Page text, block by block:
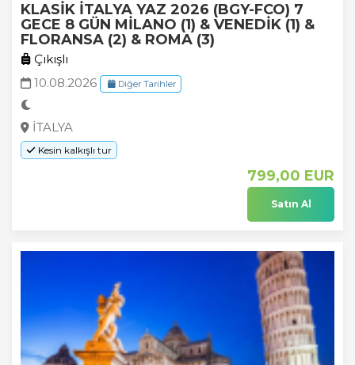
KLASİK İTALYA YAZ 2026 (BGY-FCO) 7
GECE 8 GÜN MİLANO (1) & VENEDİK (1) &
FLORANSA (2) & ROMA (3)
Çıkışlı
10.08.2026
Diğer Tarihler
İTALYA
Kesin kalkışlı tur
799,00 EUR
Satın Al